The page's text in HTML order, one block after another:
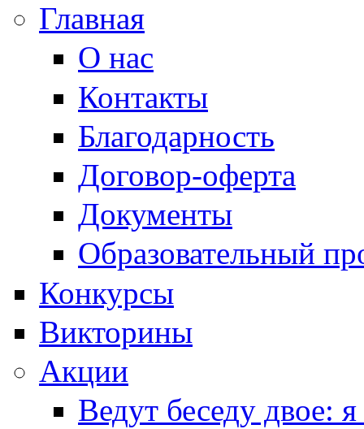
Главная
О нас
Контакты
Благодарность
Договор-оферта
Документы
Образовательный
Конкурсы
Викторины
Акции
Ведут беседу двое: